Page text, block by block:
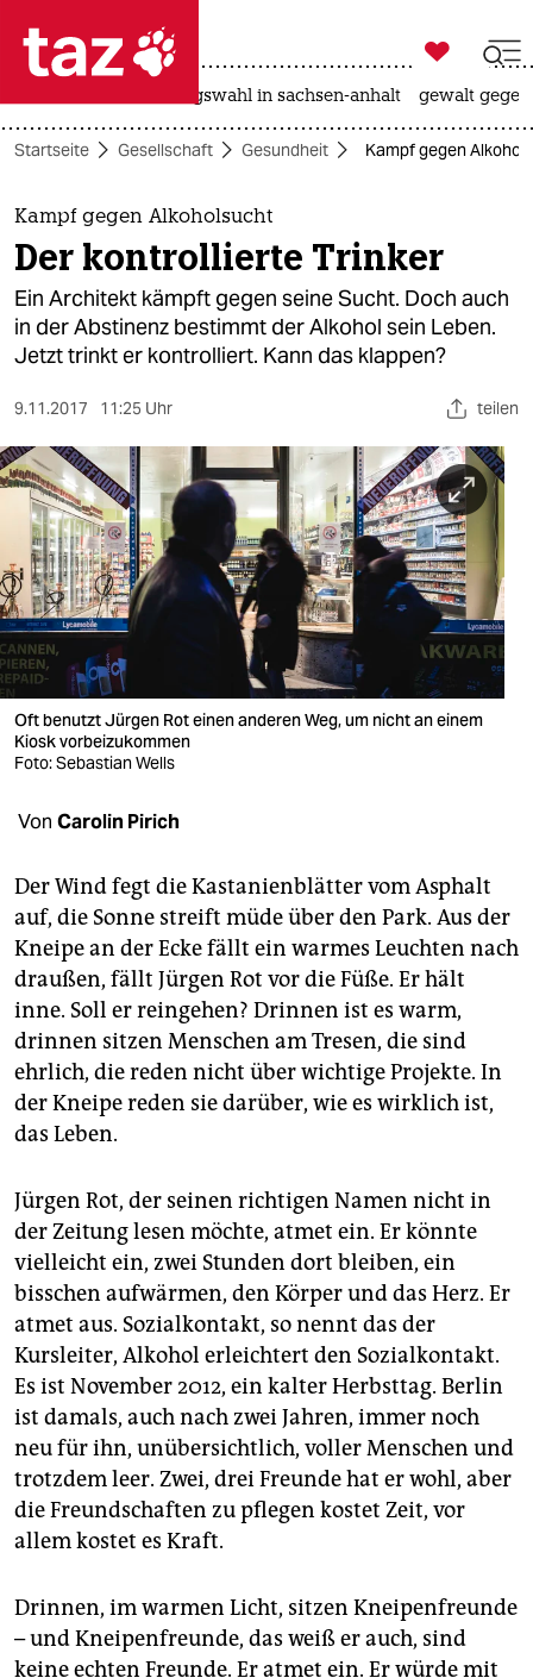
 taz zahl ich
taz zahl ich
themen
politik
öko
sport
berlin
nord
wahrheit
verlag
verlag
shop
fragen & hilfe
unterstützen
abo
genossenschaft
epaper login

taz zahl ich
landtagswahl in sachsen-anhalt gewalt
Startseite Gesellschaft Gesundheit Kampf gegen
Kampf gegen Alkoholsucht
Der kontrollierte Trinker
Ein Architekt kämpft gegen seine Sucht. Doch auch
in der Abstinenz bestimmt der Alkohol sein Leben.
Jetzt trinkt er kontrolliert. Kann das klappen?
9.11.2017 11:25 Uhr teilen
Oft benutzt Jürgen Rot einen anderen Weg, um nicht an einem
Kiosk vorbeizukommen
Foto: Sebastian Wells
Von Carolin Pirich
Der Wind fegt die Kastanienblätter vom Asphalt
auf, die Sonne streift müde über den Park. Aus der
Kneipe an der Ecke fällt ein warmes Leuchten nach
draußen, fällt Jürgen Rot vor die Füße. Er hält
inne. Soll er rein­gehen? Drinnen ist es warm,
drinnen sitzen Menschen am Tresen, die sind
ehrlich, die reden nicht über wichtige Projekte. In
der Kneipe reden sie darüber, wie es wirklich ist,
das Leben.
Jürgen Rot, der seinen richtigen Namen nicht in
der Zeitung lesen möchte, atmet ein. Er könnte
vielleicht ein, zwei Stunden dort bleiben, ein
bisschen aufwärmen, den Körper und das Herz. Er
atmet aus. Sozialkontakt, so nennt das der
Kursleiter, Alkohol erleichtert den Sozialkontakt.
Es ist November 2012, ein kalter Herbsttag. Berlin
ist damals, auch nach zwei Jahren, immer noch
neu für ihn, unübersichtlich, voller Menschen und
trotzdem leer. Zwei, drei Freunde hat er wohl, aber
die Freundschaften zu pflegen kostet Zeit, vor
allem kostet es Kraft.
Drinnen, im warmen Licht, sitzen Kneipenfreunde
– und Kneipenfreunde, das weiß er auch, sind
keine echten Freunde. Er atmet ein. Er würde mit